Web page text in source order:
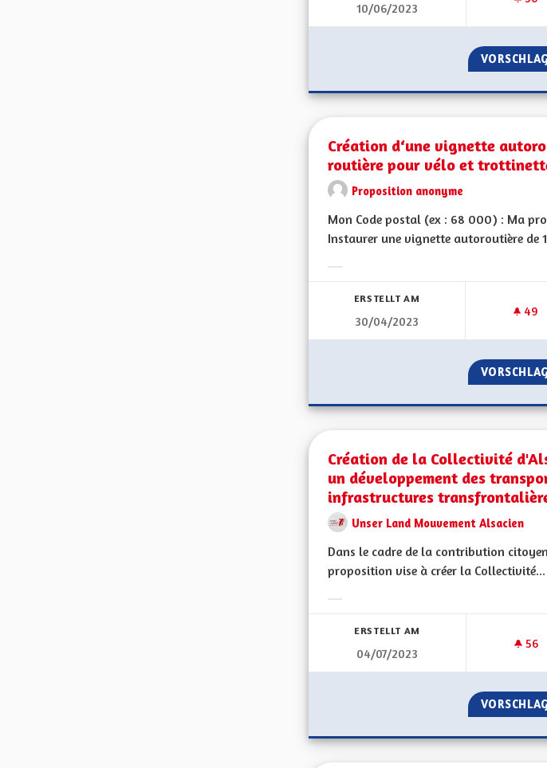
10/06/2023
Création d‘une vignette
routière pour vélo et
Proposition anonyme
Mon Code postal (ex : 68 000) : Ma
Instaurer une vignette autoroutière de
ERSTELLT AM
30/04/2023
49
Création de la Collectivité
un développement des
infrastructures
Unser Land Mouvement Alsacien
Dans le cadre de la contribution
proposition vise à créer la Collectivité...
ERSTELLT AM
04/07/2023
56